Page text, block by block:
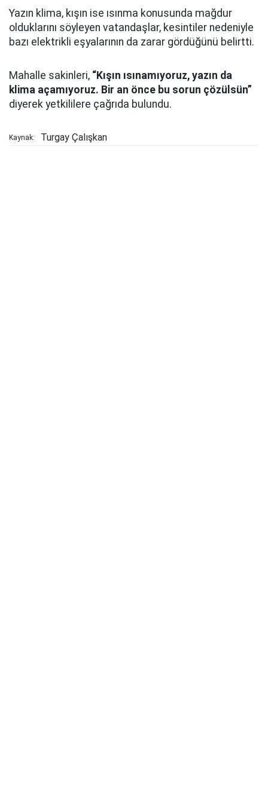
Yazın klima, kışın ise ısınma konusunda mağdur
olduklarını söyleyen vatandaşlar, kesintiler nedeniyle
bazı elektrikli eşyalarının da zarar gördüğünü belirtti.
Mahalle sakinleri, “Kışın ısınamıyoruz, yazın da
klima açamıyoruz. Bir an önce bu sorun çözülsün”
diyerek yetkililere çağrıda bulundu.
Kaynak: Turgay Çalışkan